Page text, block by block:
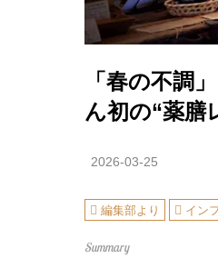
「春の不調
ん初の“薬膳
2026-03-25
編集部より イン